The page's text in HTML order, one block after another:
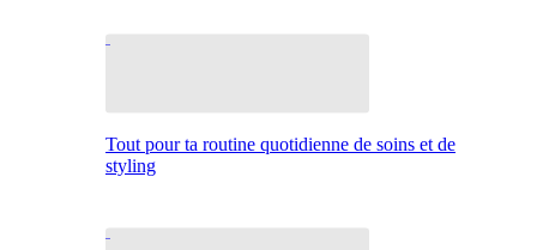
Tout pour ta routine quotidienne de soins et de
styling